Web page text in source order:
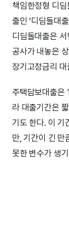
책임한정형 디
출인 ‘디딤돌대
디딤돌대출은
공사가 내놓은
장기고정금리
주택담보대출은
라 대출기간은
기도 한다. 이 기
만, 기간이 긴 만
못한 변수가 생